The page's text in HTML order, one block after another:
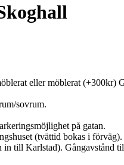
eller möblerat (+300kr)
sovrum.
på gatan.
(tvättid bokas i
in till Karlstad). Gångavstånd